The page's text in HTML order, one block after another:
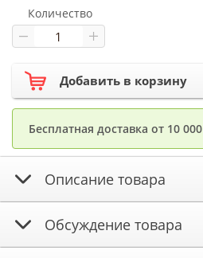
Количество
Добавить в корзину
Бесплатная доставка от 10 000
Описание товара
Обсуждение товара